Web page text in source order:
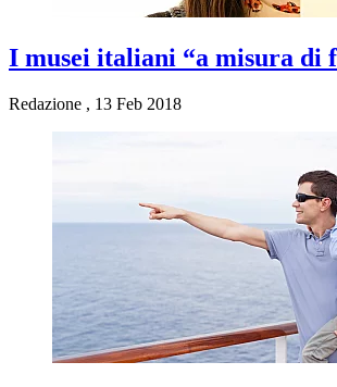
I musei italiani “a misura di
Redazione , 13 Feb 2018